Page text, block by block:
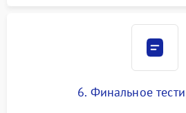
6. Финальное